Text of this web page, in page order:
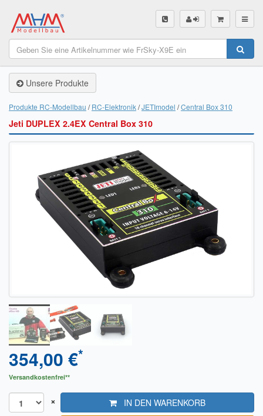
SHOP
Unsere Produkte
Servo Finder
Schiffsschrauben Finder
Räder Finder
Luftschrauben Finder
Sendungsverfolgung DHL
Sendungsverfolgung DPD
Verfügbarkeitsanzeige
Zahlung und Versand
Widerrufsrecht
Widerrufsbelehrung für den Verkauf von Waren / Muster-
Widerrufsbelehrung für digitale Waren / Muster-
Unsere Produkte
Produkte RC-Modellbau RC-Elektronik JETImodel Central Box 310
Jeti DUPLEX 2.4EX Central Box 310
354,00 €*
Versandkostenfrei**
× IN DEN WARENKORB